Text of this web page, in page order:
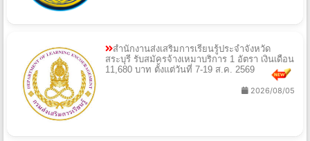
สำนักงานส่งเสริมการเรียนรู้ประจำจังหวัด
สระบุรี รับสมัครจ้างเหมาบริการ 1 อัตรา เงินเดือน
11,680 บาท ตั้งแต่วันที่ 7-19 ส.ค. 2569
2026/08/05